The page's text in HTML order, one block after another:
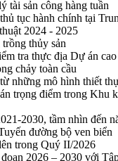
tài sản công hàng tuần
tục hành chính tại
2024 - 2025
thủy sản
tra thực địa Dự án
chảy toàn cầu
những mô hình thiết
trọng điểm trong Khu
2030, tầm nhìn đến
đường bộ ven biển
trong Quý II/2026
2026 – 2030 với